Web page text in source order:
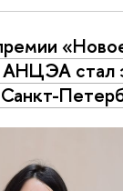
АНЦЭА стал